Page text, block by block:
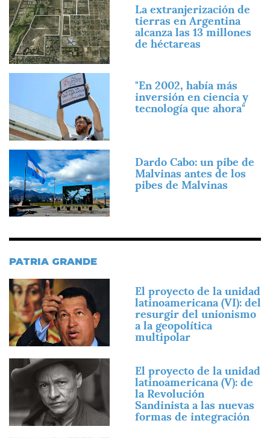
Imagen
La extranjerización de
tierras en Argentina
alcanza las 13 millones
de héctareas
"En 2002, había más
inversión en ciencia y
tecnología que ahora"
Imagen
Dardo Cabo: un pibe de
Malvinas antes de los
pibes de Malvinas
PATRIA GRANDE
Imagen
El proyecto de la unidad
latinoamericana (VI): del
resurgir del unionismo
a la geopolítica
multipolar
Imagen
El proyecto de la unidad
latinoamericana (V): de
la Revolución
Sandinista a las nuevas
formas de integración